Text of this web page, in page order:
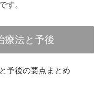
す。
療法と予後